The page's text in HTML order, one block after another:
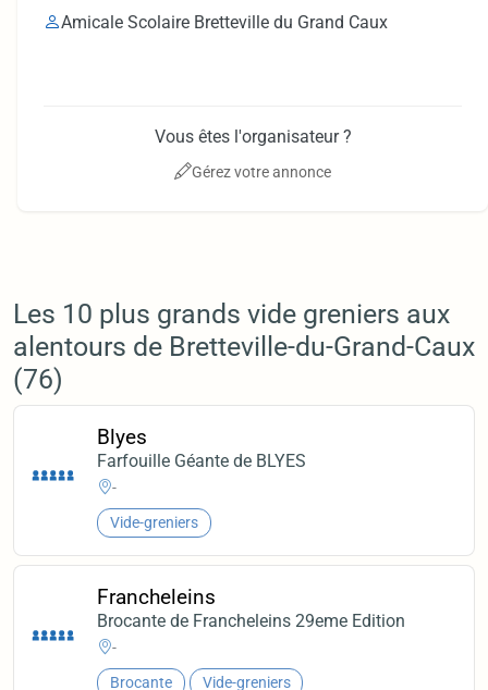
Amicale Scolaire Bretteville du Grand Caux
Vous êtes l'organisateur ?
Gérez votre annonce
Les 10 plus grands vide greniers aux
alentours de Bretteville-du-Grand-Caux
(76)
Blyes
Farfouille Géante de BLYES
-
Vide-greniers
Francheleins
Brocante de Francheleins 29eme Edition
-
Brocante Vide-greniers